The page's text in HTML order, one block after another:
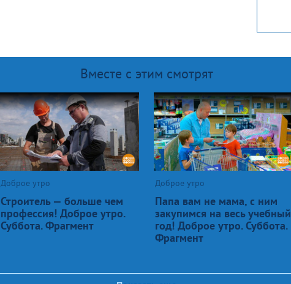
Вместе с этим смотрят
Доброе утро
Строитель — больше чем
профессия! Доброе утро.
Суббота. Фрагмент
Доброе утро
Папа вам не мама, с ним
закупимся на весь учебный
год! Доброе утро. Суббота.
Фрагмент